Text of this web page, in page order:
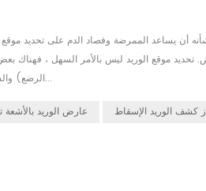
أن يساعد الممرضة وفصاد الدم على تحديد موقع
تحديد موقع الوريد ليس بالأمر السهل ،
الرضع) والسمنة ومرضى الجفاف. في هذه الحالة نحتاج إلى أداة لمساعدة الممرضة أو الطبيب في الع...
عارض الوريد كشف الوريد الإسقاط